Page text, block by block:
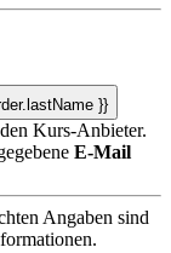
}}
Kurs-Anbieter.
E-Mail
Angaben sind